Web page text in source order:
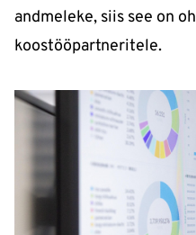
andmeleke, siis see on
koostööpartneritele.